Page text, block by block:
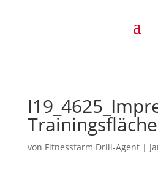
Trainingsfläche
von Fitnessfarm Drill-Agent|